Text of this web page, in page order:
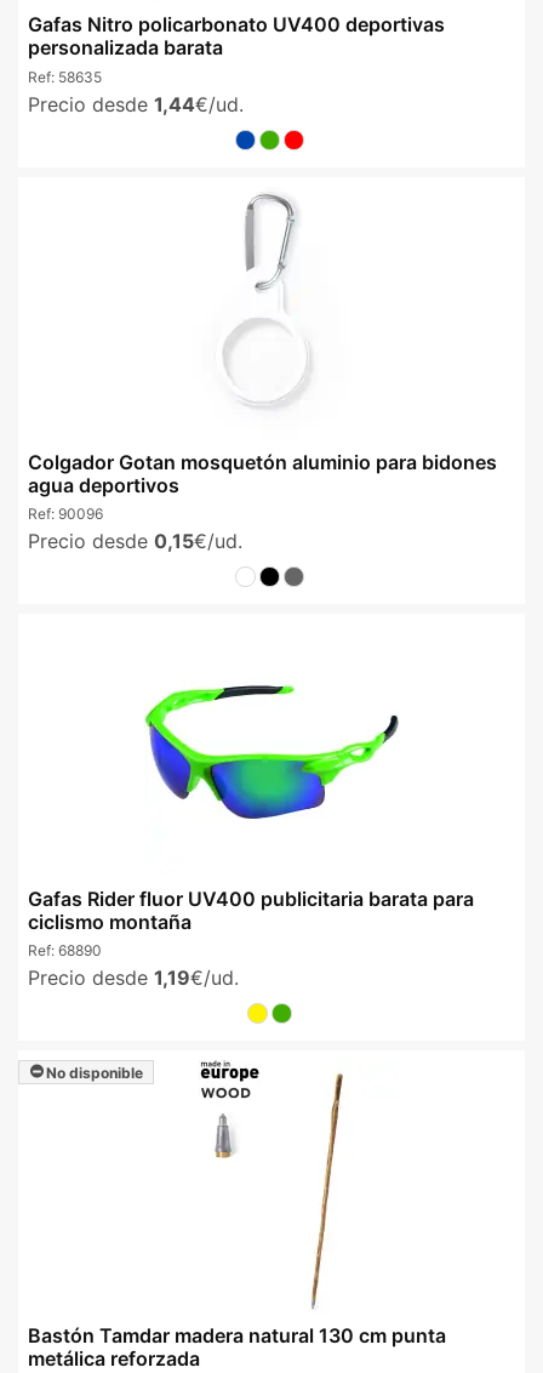
Gafas Nitro policarbonato UV400 deportivas
personalizada barata
Ref: 58635
Precio desde 1,44€/ud.
Colgador Gotan mosquetón aluminio para bidones
agua deportivos
Ref: 90096
Precio desde 0,15€/ud.
Gafas Rider fluor UV400 publicitaria barata para
ciclismo montaña
Ref: 68890
Precio desde 1,19€/ud.
No disponible
Bastón Tamdar madera natural 130 cm punta
metálica reforzada